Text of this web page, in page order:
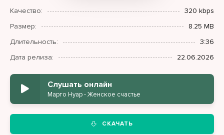
Качество:
320 kbps
Размер:
8.25 MB
Длительность:
3:36
Дата релиза:
22.06.2026
Слушать онлайн
Марго Нуар - Женское счастье
СКАЧАТЬ